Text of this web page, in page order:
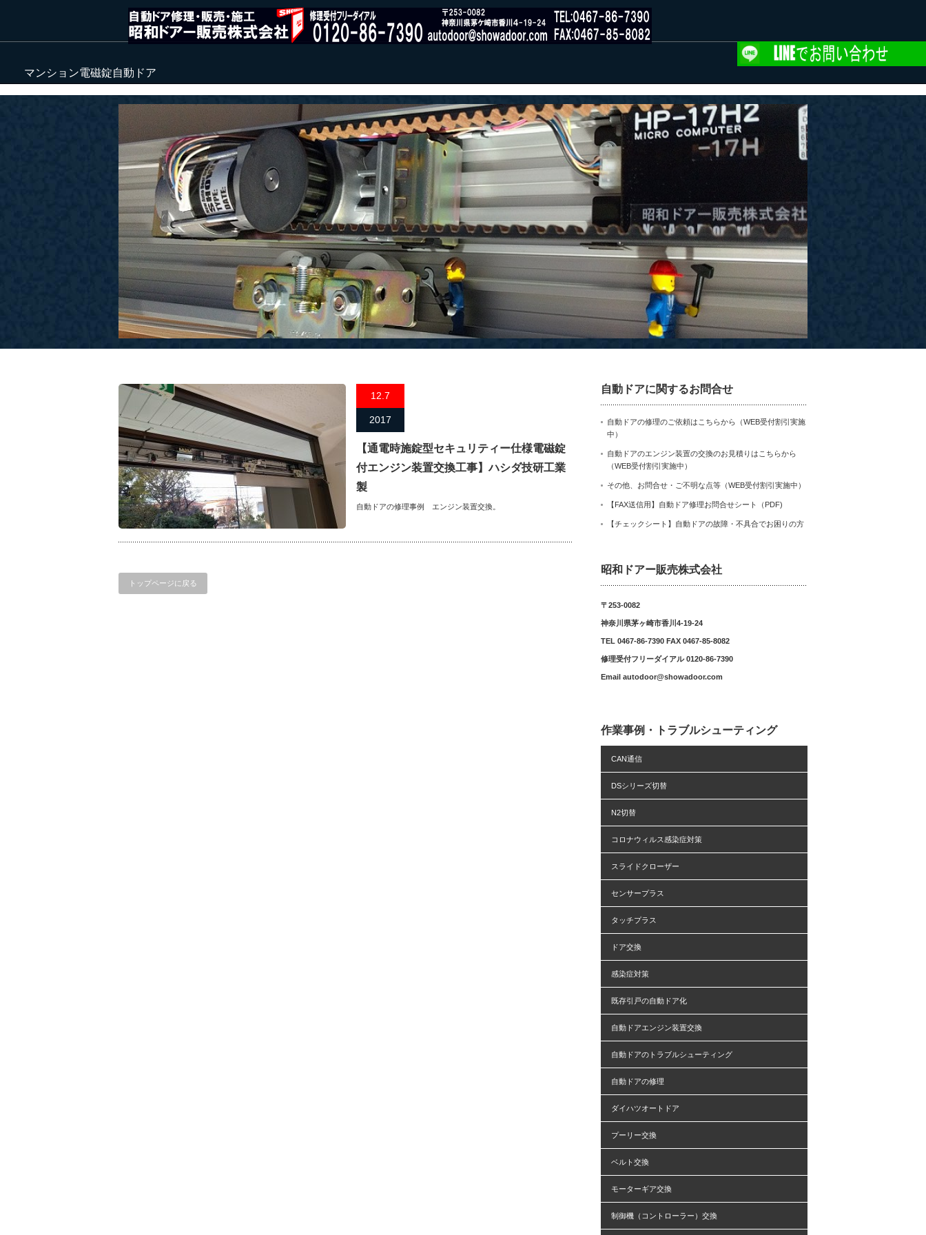
マンション電磁錠自動ドア
12.7
2017
【通電時施錠型セキュリティー仕様電磁錠
付エンジン装置交換工事】ハシダ技研工業
製
自動ドアの修理事例 エンジン装置交換。
トップページに戻る
自動ドアに関するお問合せ
自動ドアの修理のご依頼はこちらから（WEB受付割引実施
中）
自動ドアのエンジン装置の交換のお見積りはこちらから
（WEB受付割引実施中）
その他、お問合せ・ご不明な点等（WEB受付割引実施中）
【FAX送信用】自動ドア修理お問合せシート（PDF)
【チェックシート】自動ドアの故障・不具合でお困りの方
昭和ドアー販売株式会社
〒253-0082
神奈川県茅ヶ崎市香川4-19-24
TEL 0467-86-7390 FAX 0467-85-8082
修理受付フリーダイアル 0120-86-7390
Email autodoor@showadoor.com
作業事例・トラブルシューティング
CAN通信
DSシリーズ切替
N2切替
コロナウィルス感染症対策
スライドクローザー
センサープラス
タッチプラス
ドア交換
感染症対策
既存引戸の自動ドア化
自動ドアエンジン装置交換
自動ドアのトラブルシューティング
自動ドアの修理
ダイハツオートドア
プーリー交換
ベルト交換
モーターギア交換
制御機（コントローラー）交換